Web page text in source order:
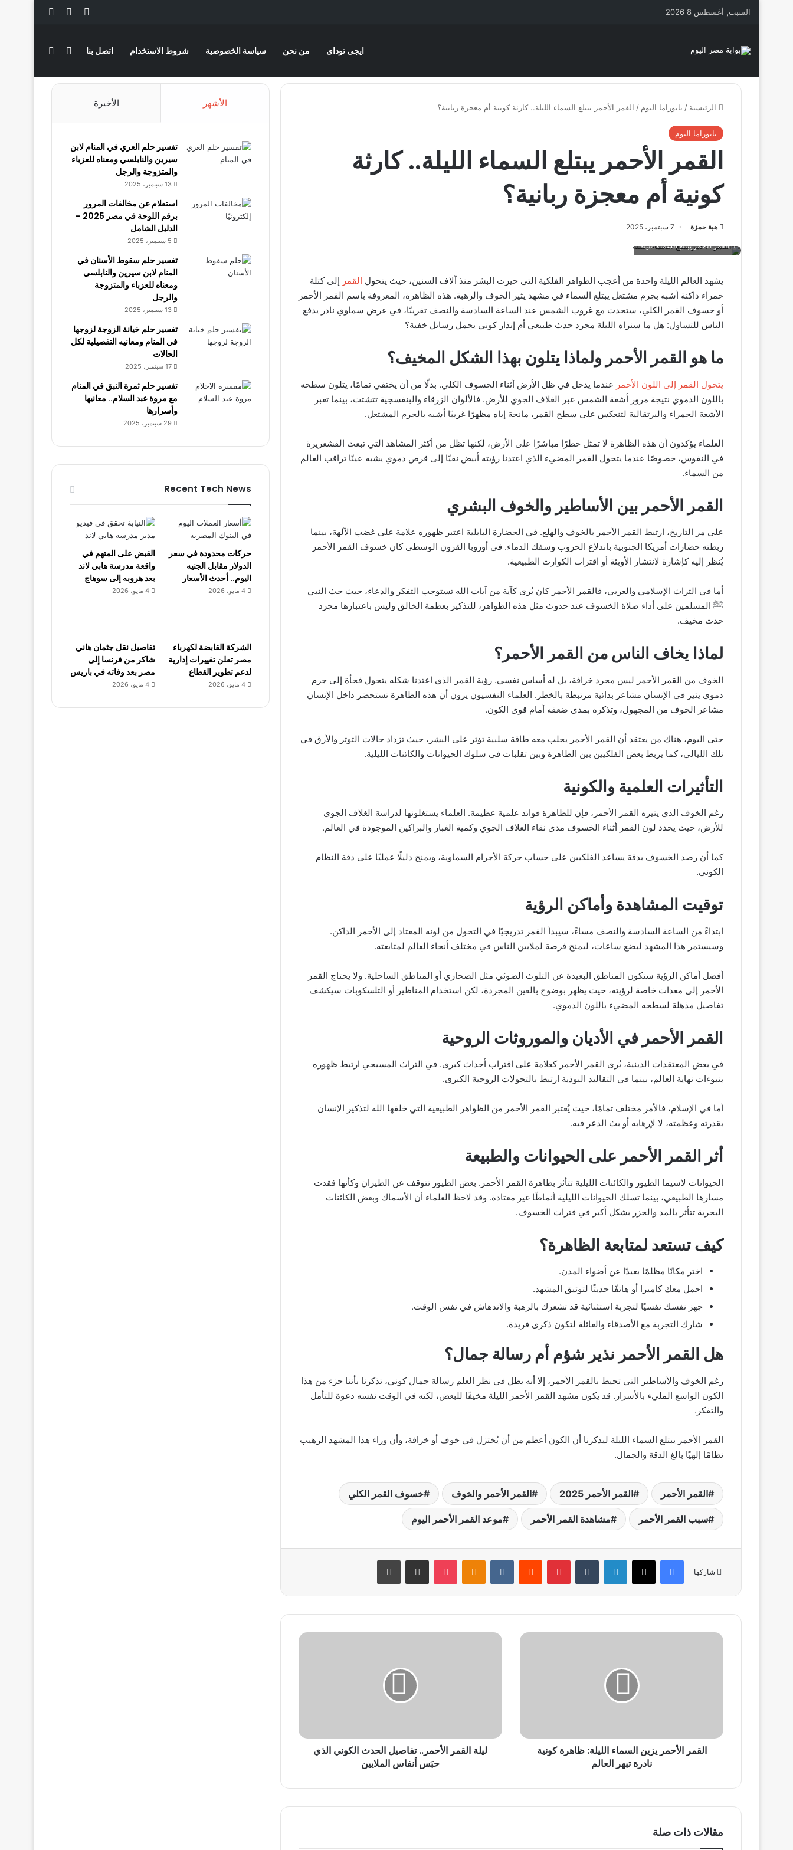
السبت, أغسطس 8 2026 فيسبوك
ايجى توداى من نحن سياسة الخصوصية شروط الاستخدام اتصل بنا الوضع المظلم
الرئيسية / بانوراما اليوم / القمر الأحمر يبتلع السماء الليلة.. كارثة كونية أم معجزة ربانية؟
بانوراما اليوم
القمر الأحمر يبتلع السماء الليلة.. كارثة
كونية أم معجزة ربانية؟
هبة حمزة 7 سبتمبر، 2025
القمر الأحمر يبتلع السماء الليلة
يشهد العالم الليلة واحدة من أعجب الظواهر الفلكية التي حيرت البشر منذ آلاف السنين، حيث يتحول القمر إلى كتلة
حمراء داكنة أشبه بجرم مشتعل يبتلع السماء في مشهد يثير الخوف والرهبة. هذه الظاهرة، المعروفة باسم القمر الأحمر
أو خسوف القمر الكلي، ستحدث مع غروب الشمس عند الساعة السادسة والنصف تقريبًا، في عرض سماوي نادر يدفع
الناس للتساؤل: هل ما سنراه الليلة مجرد حدث طبيعي أم إنذار كوني يحمل رسائل خفية؟
ما هو القمر الأحمر ولماذا يتلون بهذا الشكل المخيف؟
يتحول القمر إلى اللون الأحمر عندما يدخل في ظل الأرض أثناء الخسوف الكلي. بدلًا من أن يختفي تمامًا، يتلون سطحه
باللون الدموي نتيجة مرور أشعة الشمس عبر الغلاف الجوي للأرض. فالألوان الزرقاء والبنفسجية تتشتت، بينما تعبر
الأشعة الحمراء والبرتقالية لتنعكس على سطح القمر، مانحة إياه مظهرًا غريبًا أشبه بالجرم المشتعل.
العلماء يؤكدون أن هذه الظاهرة لا تمثل خطرًا مباشرًا على الأرض، لكنها تظل من أكثر المشاهد التي تبعث القشعريرة
في النفوس، خصوصًا عندما يتحول القمر المضيء الذي اعتدنا رؤيته أبيض نقيًا إلى قرص دموي يشبه عينًا تراقب العالم
من السماء.
القمر الأحمر بين الأساطير والخوف البشري
على مر التاريخ، ارتبط القمر الأحمر بالخوف والهلع. في الحضارة البابلية اعتبر ظهوره علامة على غضب الآلهة، بينما
ربطته حضارات أمريكا الجنوبية باندلاع الحروب وسفك الدماء. في أوروبا القرون الوسطى كان خسوف القمر الأحمر
يُنظر إليه كإشارة لانتشار الأوبئة أو اقتراب الكوارث الطبيعية.
أما في التراث الإسلامي والعربي، فالقمر الأحمر كان يُرى كآية من آيات الله تستوجب التفكر والدعاء، حيث حث النبي
ﷺ المسلمين على أداء صلاة الخسوف عند حدوث مثل هذه الظواهر، للتذكير بعظمة الخالق وليس باعتبارها مجرد
حدث مخيف.
لماذا يخاف الناس من القمر الأحمر؟
الخوف من القمر الأحمر ليس مجرد خرافة، بل له أساس نفسي. رؤية القمر الذي اعتدنا شكله يتحول فجأة إلى جرم
دموي يثير في الإنسان مشاعر بدائية مرتبطة بالخطر. العلماء النفسيون يرون أن هذه الظاهرة تستحضر داخل الإنسان
مشاعر الخوف من المجهول، وتذكره بمدى ضعفه أمام قوى الكون.
حتى اليوم، هناك من يعتقد أن القمر الأحمر يجلب معه طاقة سلبية تؤثر على البشر، حيث تزداد حالات التوتر والأرق في
تلك الليالي، كما يربط بعض الفلكيين بين الظاهرة وبين تقلبات في سلوك الحيوانات والكائنات الليلية.
التأثيرات العلمية والكونية
رغم الخوف الذي يثيره القمر الأحمر، فإن للظاهرة فوائد علمية عظيمة. العلماء يستغلونها لدراسة الغلاف الجوي
للأرض، حيث يحدد لون القمر أثناء الخسوف مدى نقاء الغلاف الجوي وكمية الغبار والبراكين الموجودة في العالم.
كما أن رصد الخسوف بدقة يساعد الفلكيين على حساب حركة الأجرام السماوية، ويمنح دليلًا عمليًا على دقة النظام
الكوني.
توقيت المشاهدة وأماكن الرؤية
ابتداءً من الساعة السادسة والنصف مساءً، سيبدأ القمر تدريجيًا في التحول من لونه المعتاد إلى الأحمر الداكن.
وسيستمر هذا المشهد لبضع ساعات، ليمنح فرصة لملايين الناس في مختلف أنحاء العالم لمتابعته.
أفضل أماكن الرؤية ستكون المناطق البعيدة عن التلوث الضوئي مثل الصحاري أو المناطق الساحلية. ولا يحتاج القمر
الأحمر إلى معدات خاصة لرؤيته، حيث يظهر بوضوح بالعين المجردة، لكن استخدام المناظير أو التلسكوبات سيكشف
تفاصيل مذهلة لسطحه المضيء باللون الدموي.
القمر الأحمر في الأديان والموروثات الروحية
في بعض المعتقدات الدينية، يُرى القمر الأحمر كعلامة على اقتراب أحداث كبرى. في التراث المسيحي ارتبط ظهوره
بنبوءات نهاية العالم، بينما في التقاليد البوذية ارتبط بالتحولات الروحية الكبرى.
أما في الإسلام، فالأمر مختلف تمامًا، حيث يُعتبر القمر الأحمر من الظواهر الطبيعية التي خلقها الله لتذكير الإنسان
بقدرته وعظمته، لا لإرهابه أو بث الذعر فيه.
أثر القمر الأحمر على الحيوانات والطبيعة
الحيوانات لاسيما الطيور والكائنات الليلية تتأثر بظاهرة القمر الأحمر. بعض الطيور تتوقف عن الطيران وكأنها فقدت
مسارها الطبيعي، بينما تسلك الحيوانات الليلية أنماطًا غير معتادة. وقد لاحظ العلماء أن الأسماك وبعض الكائنات
البحرية تتأثر بالمد والجزر بشكل أكبر في فترات الخسوف.
كيف تستعد لمتابعة الظاهرة؟
اختر مكانًا مظلمًا بعيدًا عن أضواء المدن.
احمل معك كاميرا أو هاتفًا حديثًا لتوثيق المشهد.
جهز نفسك نفسيًا لتجربة استثنائية قد تشعرك بالرهبة والاندهاش في نفس الوقت.
شارك التجربة مع الأصدقاء والعائلة لتكون ذكرى فريدة.
هل القمر الأحمر نذير شؤم أم رسالة جمال؟
رغم الخوف والأساطير التي تحيط بالقمر الأحمر، إلا أنه يظل في نظر العلم رسالة جمال كوني، تذكرنا بأننا جزء من هذا
الكون الواسع المليء بالأسرار. قد يكون مشهد القمر الأحمر الليلة مخيفًا للبعض، لكنه في الوقت نفسه دعوة للتأمل
والتفكر.
القمر الأحمر يبتلع السماء الليلة ليذكرنا أن الكون أعظم من أن يُختزل في خوف أو خرافة، وأن وراء هذا المشهد الرهيب
نظامًا إلهيًا بالغ الدقة والجمال.
القمر الأحمر القمر الأحمر 2025 القمر الأحمر والخوف خسوف القمر الكلي
سبب القمر الأحمر مشاهدة القمر الأحمر موعد القمر الأحمر اليوم
شاركها
فيسبوك ‫X لينكدإن بينتيريست Odnoklassniki
‫Pocket مشاركة عبر البريد طباعة
القمر
تبهر
العالمالقمر الأحمر يزين السماء الليلة: ظاهرة كونية
نادرة تبهر العالم
ليلة
أنفاس
الملايينليلة القمر الأحمر.. تفاصيل الحدث الكوني الذي
حبَس أنفاس الملايين
مقالات ذات صلة
الأشهر الأخيرة
تفسير حلم العري في المنام لابن
سيرين والنابلسي ومعناه للعزباء
والمتزوجة والرجل
13 سبتمبر، 2025
استعلام عن مخالفات المرور
برقم اللوحة في مصر 2025 –
الدليل الشامل
5 سبتمبر، 2025
تفسير حلم سقوط الأسنان في
المنام لابن سيرين والنابلسي
ومعناه للعزباء والمتزوجة
والرجل
13 سبتمبر، 2025
تفسير حلم خيانة الزوجة لزوجها
في المنام ومعانيه التفصيلية لكل
الحالات
17 سبتمبر، 2025
تفسير حلم ثمرة النبق في المنام
مع مروة عبد السلام.. معانيها
وأسرارها
29 سبتمبر، 2025
Recent Tech News
حركات محدودة في سعر
الدولار مقابل الجنيه
اليوم.. أحدث الأسعار
4 مايو، 2026
القبض على المتهم في
واقعة مدرسة هابي لاند
بعد هروبه إلى سوهاج
4 مايو، 2026
الشركة القابضة لكهرباء
مصر تعلن تغييرات إدارية
لدعم تطوير القطاع
4 مايو، 2026
تفاصيل نقل جثمان هاني
شاكر من فرنسا إلى
مصر بعد وفاته في باريس
4 مايو، 2026